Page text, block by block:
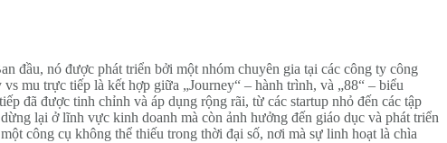
đầu, nó được phát triển bởi một nhóm chuyên gia tại các công ty công
mu trực tiếp là kết hợp giữa „Journey“ – hành trình, và „88“ – biểu
đã được tinh chỉnh và áp dụng rộng rãi, từ các startup nhỏ đến các tập
lại ở lĩnh vực kinh doanh mà còn ảnh hưởng đến giáo dục và phát triển
công cụ không thể thiếu trong thời đại số, nơi mà sự linh hoạt là chìa